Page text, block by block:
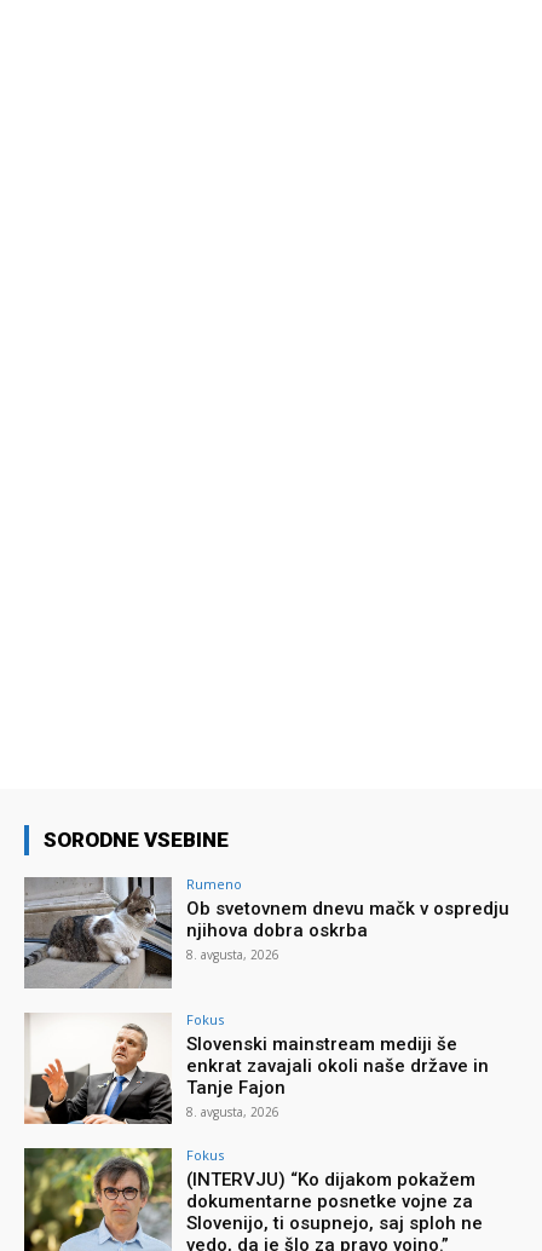
SORODNE VSEBINE
Rumeno
Ob svetovnem dnevu mačk v ospredju
njihova dobra oskrba
8. avgusta, 2026
Fokus
Slovenski mainstream mediji še
enkrat zavajali okoli naše države in
Tanje Fajon
8. avgusta, 2026
Fokus
(INTERVJU) “Ko dijakom pokažem
dokumentarne posnetke vojne za
Slovenijo, ti osupnejo, saj sploh ne
vedo, da je šlo za pravo vojno.”